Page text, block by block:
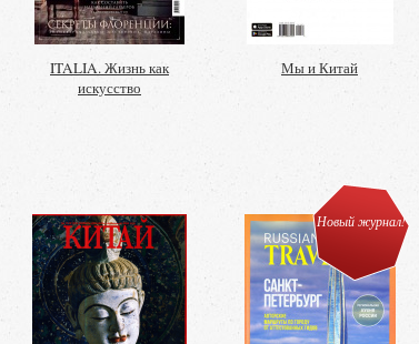
ITALIA. Жизнь как
искусство
Мы и Китай
Новый журнал!